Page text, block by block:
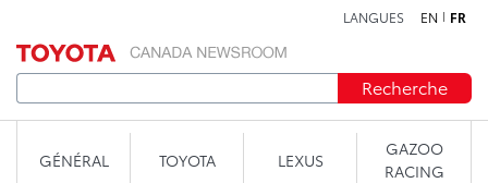
LANGUES EN FR
Recherche
GÉNÉRAL TOYOTA LEXUS
GAZOO
RACING